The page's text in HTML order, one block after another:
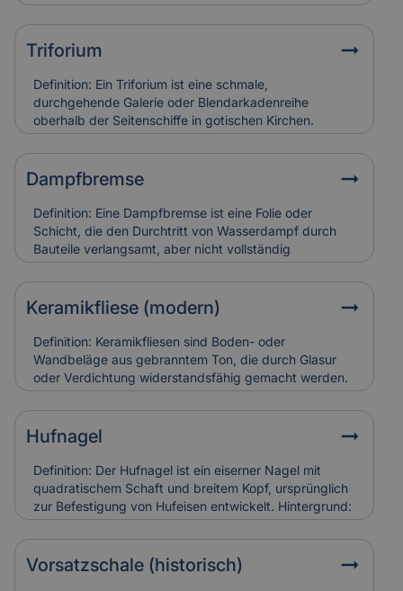
Dadurch arbeitet der Kessel besonders effizient und
spart Energie im Vergleich zu älteren Heizsystemen. In
Alt- und Denkmalgebäuden wird er häufig in
eingesetzt.Relevanz für Versicherung:
Brennwertkessel senken Betriebskosten, erfordern
aber eine regelmäßige Wartung. Schäden durch
Kondensat oder Abgasfehler werden in der
Gebäudeversicherung individuell bewertet.
Triforium
Definition: Ein Triforium ist eine schmale,
durchgehende Galerie oder Blendarkadenreihe
oberhalb der Seitenschiffe in gotischen Kirchen.
Hintergrund: Es dient vor allem der Gliederung der
Innenwand und trägt zur Lichtführung und optischen
Tiefe des Raumes bei. Relevanz für Versicherung:
Schäden an Triforien sind häufig schwer zugänglich
und teuer in der Restaurierung. Versicherungen
bewerten sie entsprechend ihres künstlerischen und
baulichen Werts.
Dampfbremse
Definition: Eine Dampfbremse ist eine Folie oder
Schicht, die den Durchtritt von Wasserdampf durch
Bauteile verlangsamt, aber nicht vollständig
verhindert.Hintergrund: Sie wird vor allem in Dach-
und Wandkonstruktionen eingesetzt, um
Feuchtigkeitsansammlungen in der Dämmung zu
vermeiden. So bleibt die Bausubstanz trocken und
schimmelresistent.Relevanz für Versicherung: Falsch
verlegte Dampfbremsen können Feuchtigkeitsschäden
verursachen. Versicherungen berücksichtigen sie bei
der Schadensanalyse und Bewertung der
Bauausführung.
Keramikfliese (modern)
Definition: Keramikfliesen sind Boden- oder
Wandbeläge aus gebranntem Ton, die durch Glasur
oder Verdichtung widerstandsfähig gemacht werden.
Hintergrund: Moderne Varianten sind besonders
langlebig, pflegeleicht und in vielen Designs erhältlich.
Sie werden häufig zur Sanierung älterer Gebäude
eingesetzt, um historische Räume zeitgemäß nutzbar
zu machen. Relevanz für Versicherung: Keramikfliesen
gelten als robust, können aber bei
Leitungswasserschäden hohe Reparaturkosten
verursachen, wenn sie vollständig ersetzt werden
müssen.
Hufnagel
Definition: Der Hufnagel ist ein eiserner Nagel mit
quadratischem Schaft und breitem Kopf, ursprünglich
zur Befestigung von Hufeisen entwickelt. Hintergrund:
In historischen Gebäuden fand er auch als
Befestigungselement in Holzbau oder Dachdeckung
Verwendung. Alte Hufnägel sind oft handgeschmiedet
und zeugen von traditioneller Bauweise. Relevanz für
Vorsatzschale (historisch)